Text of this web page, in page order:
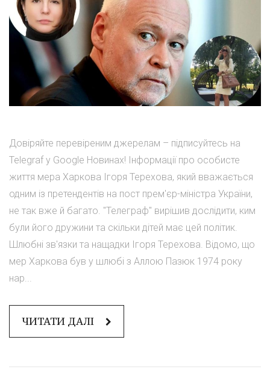
Довіряйте перевіреним джерелам – підписуйтесь на
Telegraf у Google Новинах! Інформації про особисте
життя мера Харкова Ігоря Терехова, який вважається
одним із претендентів на пост прем'єр-міністра України,
не так вже й багато. "Телеграф" вирішив дослідити, ким
були його дружини та скільки дітей має цей політик.
Шлюбні зв'язки та нащадки Ігоря Терехова. Відомо, що
мер Харкова був у шлюбі з Аллою Пазюк 1974 року
нар...
ЧИТАТИ ДАЛІ